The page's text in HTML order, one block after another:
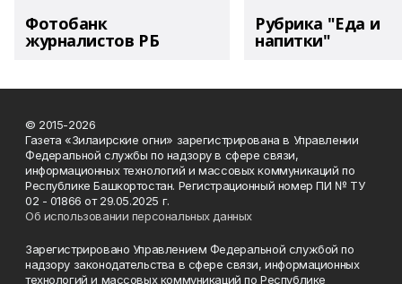
Фотобанк
журналистов РБ
Рубрика "Еда и
напитки"
© 2015-2026
Газета «Зилаирские огни» зарегистрирована в Управлении
Федеральной службы по надзору в сфере связи,
информационных технологий и массовых коммуникаций по
Республике Башкортостан. Регистрационный номер ПИ № ТУ
02 - 01866 от 29.05.2025 г.
Об использовании персональных данных
Зарегистрировано Управлением Федеральной службой по
надзору законодательства в сфере связи, информационных
технологий и массовых коммуникаций по Республике